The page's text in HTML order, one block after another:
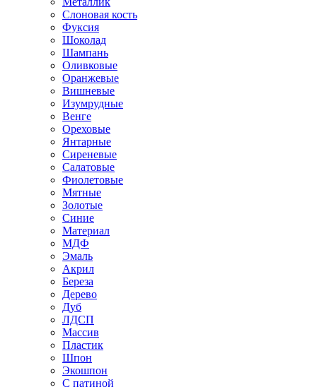
Слоновая кость
Фуксия
Шоколад
Шампань
Оливковые
Оранжевые
Вишневые
Изумрудные
Венге
Ореховые
Янтарные
Сиреневые
Салатовые
Фиолетовые
Мятные
Золотые
Синие
Материал
МДФ
Эмаль
Акрил
Береза
Дерево
Дуб
ЛДСП
Массив
Пластик
Шпон
Экошпон
С патиной